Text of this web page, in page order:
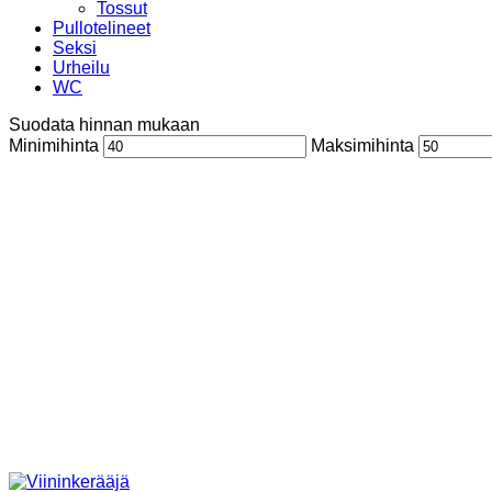
Tossut
Pullotelineet
Seksi
Urheilu
WC
Suodata hinnan mukaan
Minimihinta
Maksimihinta